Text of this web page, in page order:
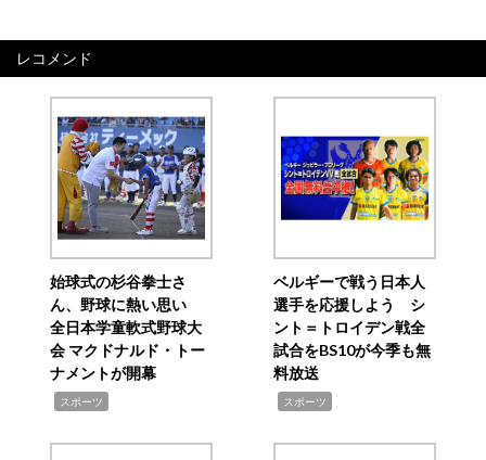
レコメンド
始球式の杉谷拳士さ
ん、野球に熱い思い
全日本学童軟式野球大
会 マクドナルド・トー
ナメントが開幕
スポーツ
ベルギーで戦う日本人
選手を応援しよう シ
ント＝トロイデン戦全
試合をBS10が今季も無
料放送
スポーツ